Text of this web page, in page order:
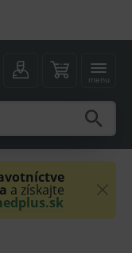
menu
a získajte